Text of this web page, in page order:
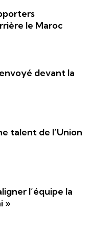
le Maroc
devant la
talent de l’Union
l’équipe la
»